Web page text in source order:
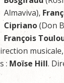
Almaviva),
Cipriano(Don
François
musicale,
: Moïse Hill.